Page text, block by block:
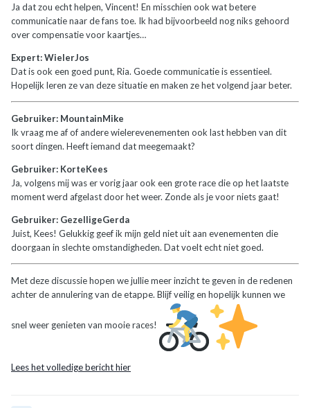
Ja dat zou echt helpen, Vincent! En misschien ook wat betere
communicatie naar de fans toe. Ik had bijvoorbeeld nog niks gehoord
over compensatie voor kaartjes…
Expert: WielerJos
Dat is ook een goed punt, Ria. Goede communicatie is essentieel.
Hopelijk leren ze van deze situatie en maken ze het volgend jaar beter.
Gebruiker: MountainMike
Ik vraag me af of andere wielerevenementen ook last hebben van dit
soort dingen. Heeft iemand dat meegemaakt?
Gebruiker: KorteKees
Ja, volgens mij was er vorig jaar ook een grote race die op het laatste
moment werd afgelast door het weer. Zonde als je voor niets gaat!
Gebruiker: GezelligeGerda
Juist, Kees! Gelukkig geef ik mijn geld niet uit aan evenementen die
doorgaan in slechte omstandigheden. Dat voelt echt niet goed.
Met deze discussie hopen we jullie meer inzicht te geven in de redenen
achter de annulering van de etappe. Blijf veilig en hopelijk kunnen we
snel weer genieten van mooie races!
Lees het volledige bericht hier